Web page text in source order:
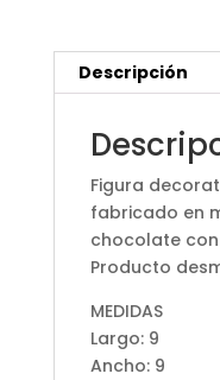
Descripción
Figura
fabricado en
chocolate
Producto
MEDIDAS
Largo: 9
Ancho: 9